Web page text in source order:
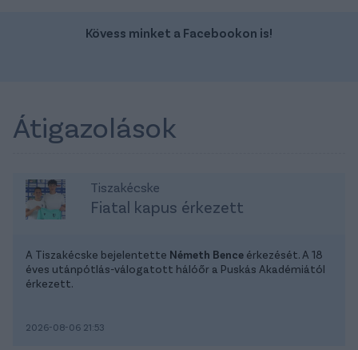
Kövess minket a Facebookon is!
Átigazolások
Tiszakécske
Fiatal kapus érkezett
A Tiszakécske bejelentette Németh Bence érkezését. A 18
éves utánpótlás-válogatott hálóőr a Puskás Akadémiától
érkezett.
2026-08-06 21:53